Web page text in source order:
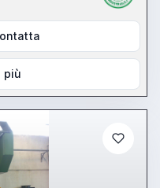
più